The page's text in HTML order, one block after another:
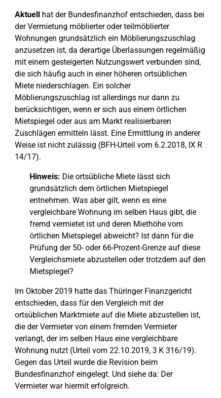
Aktuell hat der Bundesfinanzhof entschieden, dass bei
der Vermietung möblierter oder teilmöblierter
Wohnungen grundsätzlich ein Möblierungszuschlag
anzusetzen ist, da derartige Überlassungen regelmäßig
mit einem gesteigerten Nutzungswert verbunden sind,
die sich häufig auch in einer höheren ortsüblichen
Miete niederschlagen. Ein solcher
Möblierungszuschlag ist allerdings nur dann zu
berücksichtigen, wenn er sich aus einem örtlichen
Mietspiegel oder aus am Markt realisierbaren
Zuschlägen ermitteln lässt. Eine Ermittlung in anderer
Weise ist nicht zulässig (BFH-Urteil vom 6.2.2018, IX R
14/17).
Hinweis: Die ortsübliche Miete lässt sich
grundsätzlich dem örtlichen Mietspiegel
entnehmen. Was aber gilt, wenn es eine
vergleichbare Wohnung im selben Haus gibt, die
fremd vermietet ist und deren Miethöhe vom
örtlichen Mietspiegel abweicht? Ist dann für die
Prüfung der 50- oder 66-Prozent-Grenze auf diese
Vergleichsmiete abzustellen oder trotzdem auf den
Mietspiegel?
Im Oktober 2019 hatte das Thüringer Finanzgericht
entschieden, dass für den Vergleich mit der
ortsüblichen Marktmiete auf die Miete abzustellen ist,
die der Vermieter von einem fremden Vermieter
verlangt, der im selben Haus eine vergleichbare
Wohnung nutzt (Urteil vom 22.10.2019, 3 K 316/19).
Gegen das Urteil wurde die Revision beim
Bundesfinanzhof eingelegt. Und siehe da: Der
Vermieter war hiermit erfolgreich.